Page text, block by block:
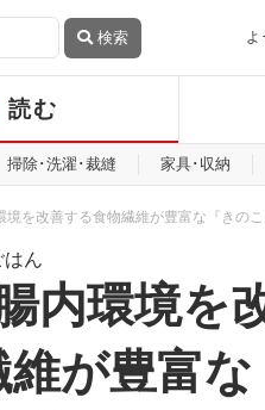
検索 よ
読む
掃除･洗濯･裁縫 家具･収納
境を改善する食物繊維が豊富な『きの
内環境を
維が豊富な